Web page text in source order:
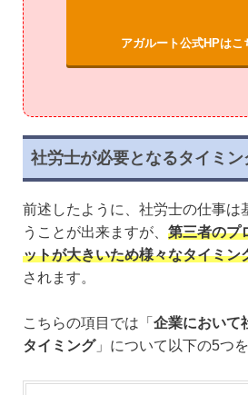
アガルート公式HPはこ
社労士が必要となるタイミン
前述したように、社労士の仕事は
うことが出来ますが、 第三者のプ
ットが大きいため様々なタイミン
されます。
こちらの項目では「 企業において
タイミング」について以下の5つ